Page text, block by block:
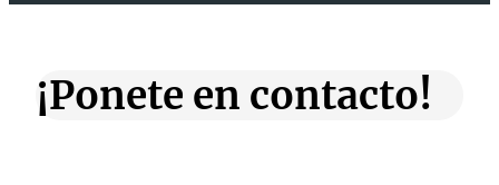
¡Ponete en contacto!